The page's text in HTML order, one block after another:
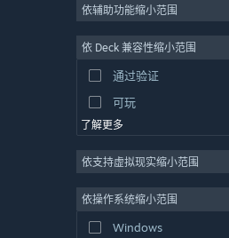
视频制作
照片编辑
依辅助功能缩小范围
依 Deck 兼容性缩小范围
通过验证
可玩
了解更多
依支持虚拟现实缩小范围
依操作系统缩小范围
Windows